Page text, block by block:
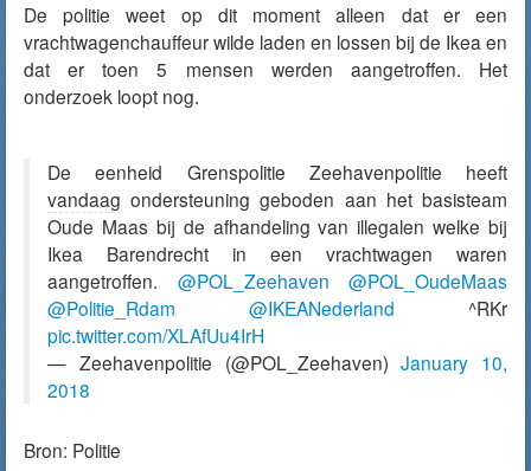
De politie weet op dit moment alleen dat er een
vrachtwagenchauffeur wilde laden en lossen bij de Ikea en
dat er toen 5 mensen werden aangetroffen. Het
onderzoek loopt nog.
De eenheid Grenspolitie Zeehavenpolitie heeft
vandaag ondersteuning geboden aan het basisteam
Oude Maas bij de afhandeling van illegalen welke bij
Ikea Barendrecht in een vrachtwagen waren
aangetroffen. @POL_Zeehaven
@POL_OudeMaas
@Politie_Rdam
@IKEANederland ^RKr
pic.twitter.com/XLAfUu4IrH
— Zeehavenpolitie (@POL_Zeehaven)January 10,
2018
Bron: Politie